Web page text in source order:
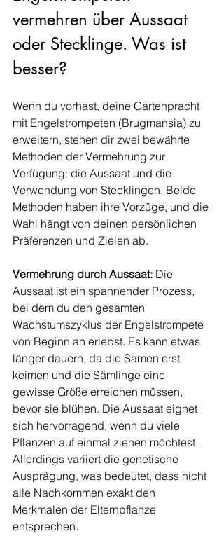
vermehren über Aussaat
oder Stecklinge. Was ist
besser?
Wenn du vorhast, deine Gartenpracht
mit Engelstrompeten (Brugmansia) zu
erweitern, stehen dir zwei bewährte
Methoden der Vermehrung zur
Verfügung: die Aussaat und die
Verwendung von Stecklingen. Beide
Methoden haben ihre Vorzüge, und die
Wahl hängt von deinen persönlichen
Präferenzen und Zielen ab.
Vermehrung durch Aussaat: Die
Aussaat ist ein spannender Prozess,
bei dem du den gesamten
Wachstumszyklus der Engelstrompete
von Beginn an erlebst. Es kann etwas
länger dauern, da die Samen erst
keimen und die Sämlinge eine
gewisse Größe erreichen müssen,
bevor sie blühen. Die Aussaat eignet
sich hervorragend, wenn du viele
Pflanzen auf einmal ziehen möchtest.
Allerdings variiert die genetische
Ausprägung, was bedeutet, dass nicht
alle Nachkommen exakt den
Merkmalen der Elternpflanze
entsprechen.